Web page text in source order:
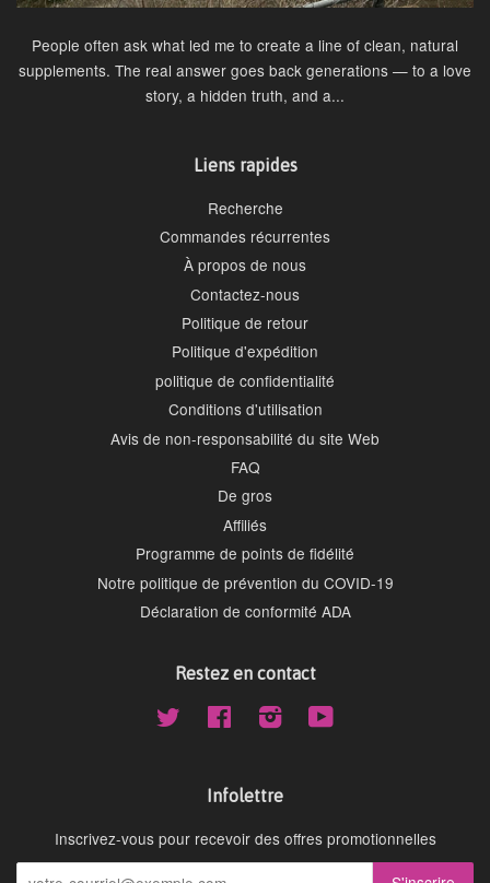
People often ask what led me to create a line of clean, natural
supplements. The real answer goes back generations — to a love
story, a hidden truth, and a...
Liens rapides
Recherche
Commandes récurrentes
À propos de nous
Contactez-nous
Politique de retour
Politique d'expédition
politique de confidentialité
Conditions d'utilisation
Avis de non-responsabilité du site Web
FAQ
De gros
Affiliés
Programme de points de fidélité
Notre politique de prévention du COVID-19
Déclaration de conformité ADA
Restez en contact
Twitter Facebook Instagram
Infolettre
Inscrivez-vous pour recevoir des offres promotionnelles